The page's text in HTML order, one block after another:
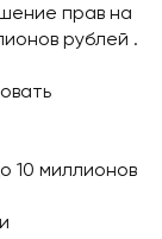
прав на
рублей .
10 миллионов